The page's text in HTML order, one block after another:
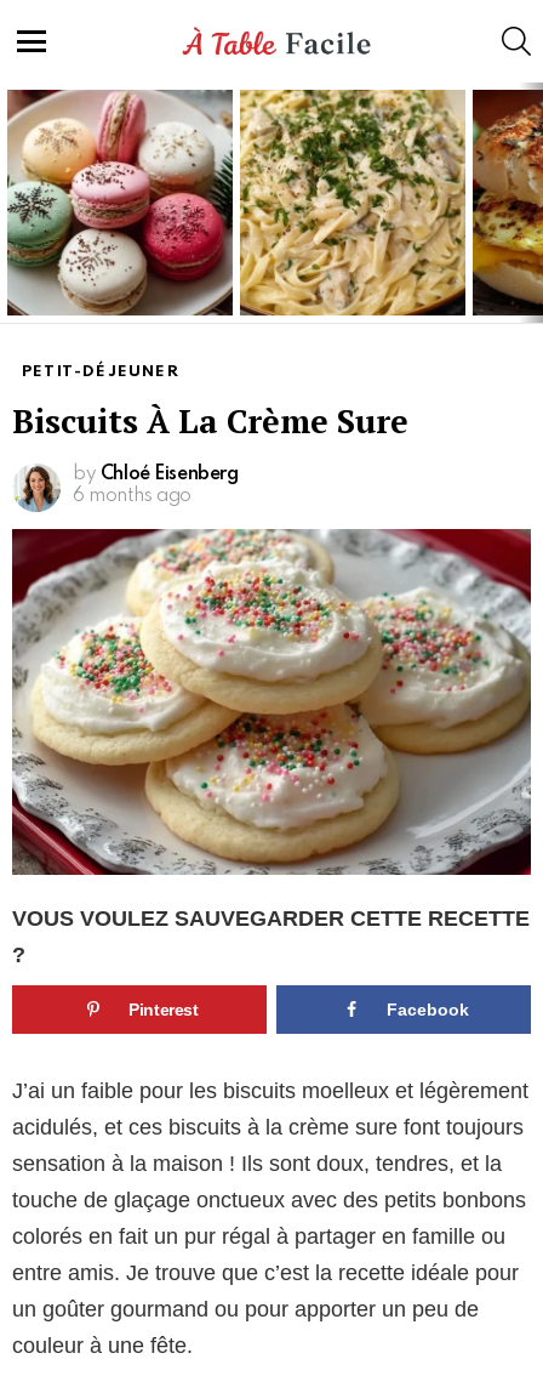
Latest
stories
PETIT-DÉJEUNER
Biscuits À La Crème Sure
by Chloé Eisenberg
6 months ago
VOUS VOULEZ SAUVEGARDER CETTE RECETTE
?
Pinterest Facebook
J’ai un faible pour les biscuits moelleux et légèrement
acidulés, et ces biscuits à la crème sure font toujours
sensation à la maison ! Ils sont doux, tendres, et la
touche de glaçage onctueux avec des petits bonbons
colorés en fait un pur régal à partager en famille ou
entre amis. Je trouve que c’est la recette idéale pour
un goûter gourmand ou pour apporter un peu de
couleur à une fête.